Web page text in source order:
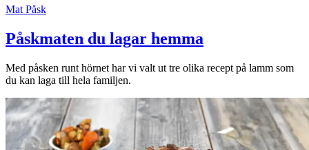
Evenemang
Erbjudanden
Kundklubb
Inspiration
Mat Påsk
Påskmaten du lagar hemma
Med påsken runt hörnet har vi valt ut tre olika recept på lamm som
du kan laga till hela familjen.